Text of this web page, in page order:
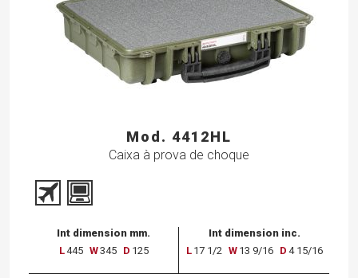
Mod. 4412HL
Caixa à prova de choque
Int dimension mm.
L445 W345 D 125
Int dimension inc.
L 17 1/2 W 13 9/16 D 4 15/16